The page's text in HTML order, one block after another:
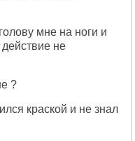
мне на ноги и
не
?
краской и не знал